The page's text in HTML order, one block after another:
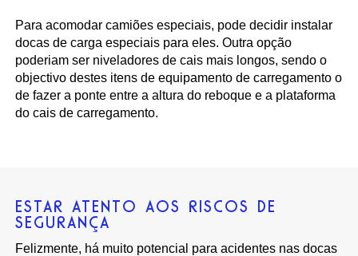
Para acomodar camiões especiais, pode decidir instalar
docas de carga especiais para eles. Outra opção
poderiam ser niveladores de cais mais longos, sendo o
objectivo destes itens de equipamento de carregamento o
de fazer a ponte entre a altura do reboque e a plataforma
do cais de carregamento.
ESTAR ATENTO AOS RISCOS DE
SEGURANÇA
Felizmente, há muito potencial para acidentes nas docas